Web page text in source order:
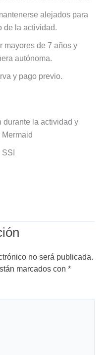
alejados para
de la actividad.
mayores de 7 años y
autónoma.
y pago previo.
durante la actividad y
no será publicada.
marcados con *